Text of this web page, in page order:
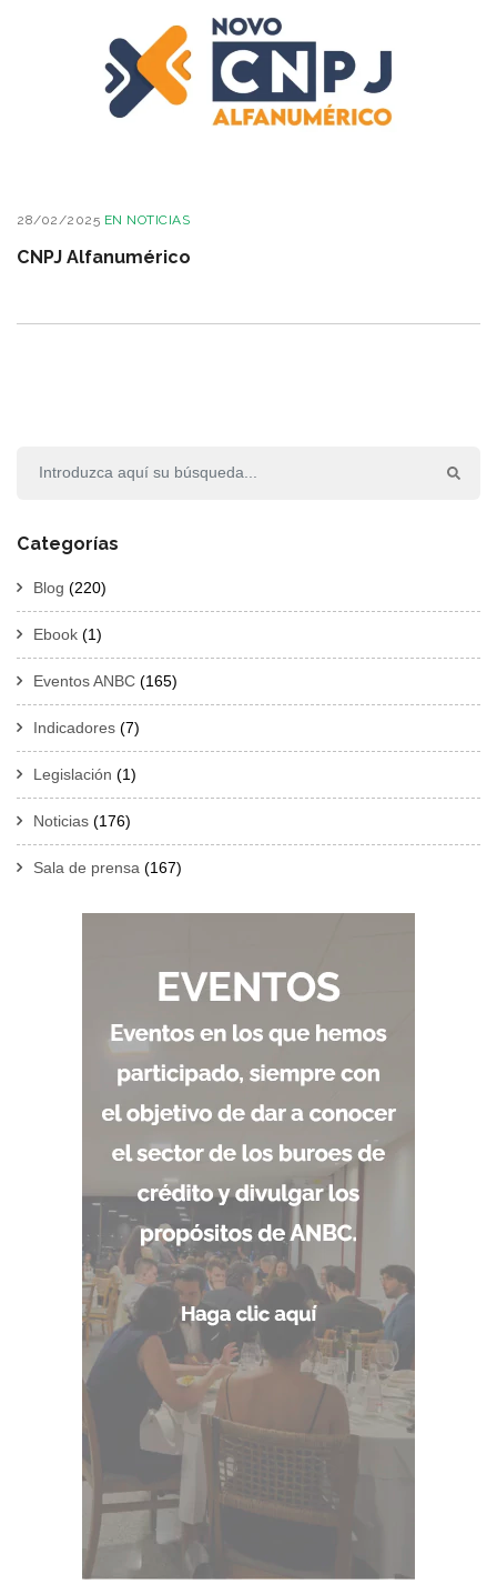
28/02/2025 EN NOTICIAS
CNPJ Alfanumérico
Categorías
Blog (220)
Ebook (1)
Eventos ANBC (165)
Indicadores (7)
Legislación (1)
Noticias (176)
Sala de prensa (167)